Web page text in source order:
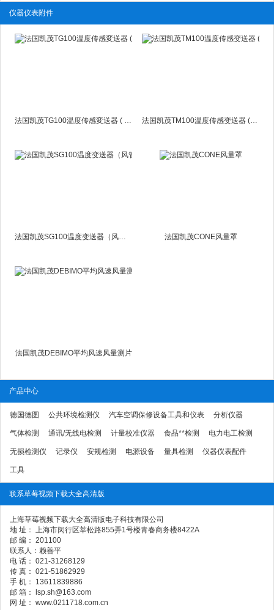
仪器仪表附件
法国凯茂TG100温度传感変送器 ( 风管型 / 分离型 ) 法国凯茂TM100温度传感变送器 ( 墙面安装型 )
法国凯茂SG100温度变送器（风管型） 法国凯茂CONE风量罩
法国凯茂DEBIMO平均风速风量测片
产品中心
德国德图 公共环境检测仪 汽车空调保修设备工具和仪表 分析仪器
气体检测 通讯/无线电检测 计量校准仪器 食品**检测 电力电工检测
无损检测仪 记录仪 安规检测 电源设备 量具检测 仪器仪表配件
工具
联系草莓视频下载大全高清版
上海草莓视频下载大全高清版电子科技有限公司
地 址： 上海市闵行区莘松路855弄1号楼青春商务楼8422A
邮 编： 201100
联系人：赖善平
电 话： 021-31268129
传 真： 021-51862929
手 机： 13611839886
邮 箱： lsp.sh@163.com
网 址： www.0211718.com.cn